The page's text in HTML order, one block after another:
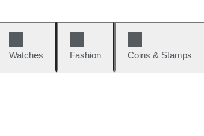
Watches Fashion Coins & Stamps